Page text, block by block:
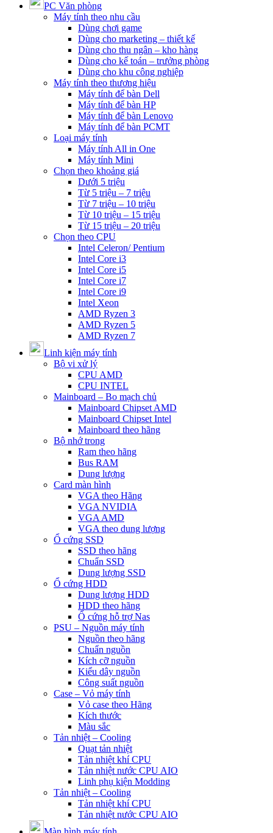
PC Văn phòng
Máy tính theo nhu cầu
Dùng chơi game
Dùng cho marketing – thiết kế
Dùng cho thu ngân – kho hàng
Dùng cho kế toán – trưởng phòng
Dùng cho khu công nghiệp
Máy tính theo thương hiệu
Máy tính để bàn Dell
Máy tính để bàn HP
Máy tính để bàn Lenovo
Máy tính để bàn PCMT
Loại máy tính
Máy tính All in One
Máy tính Mini
Chọn theo khoảng giá
Dưới 5 triệu
Từ 5 triệu – 7 triệu
Từ 7 triệu – 10 triệu
Từ 10 triệu – 15 triệu
Từ 15 triệu – 20 triệu
Chọn theo CPU
Intel Celeron/ Pentium
Intel Core i3
Intel Core i5
Intel Core i7
Intel Core i9
Intel Xeon
AMD Ryzen 3
AMD Ryzen 5
AMD Ryzen 7
Linh kiện máy tính
Bộ vi xử lý
CPU AMD
CPU INTEL
Mainboard – Bo mạch chủ
Mainboard Chipset AMD
Mainboard Chipset Intel
Mainboard theo hãng
Bộ nhớ trong
Ram theo hãng
Bus RAM
Dung lượng
Card màn hình
VGA theo Hãng
VGA NVIDIA
VGA AMD
VGA theo dung lượng
Ổ cứng SSD
SSD theo hãng
Chuẩn SSD
Dung lượng SSD
Ổ cứng HDD
Dung lượng HDD
HDD theo hãng
Ổ cứng hỗ trợ Nas
PSU – Nguồn máy tính
Nguồn theo hãng
Chuẩn nguồn
Kích cỡ nguồn
Kiểu dây nguồn
Công suất nguồn
Case – Vỏ máy tính
Vỏ case theo Hãng
Kích thước
Màu sắc
Tản nhiệt – Cooling
Quạt tản nhiệt
Tản nhiệt khí CPU
Tản nhiệt nước CPU AIO
Linh phụ kiện Modding
Tản nhiệt – Cooling
Tản nhiệt khí CPU
Tản nhiệt nước CPU AIO